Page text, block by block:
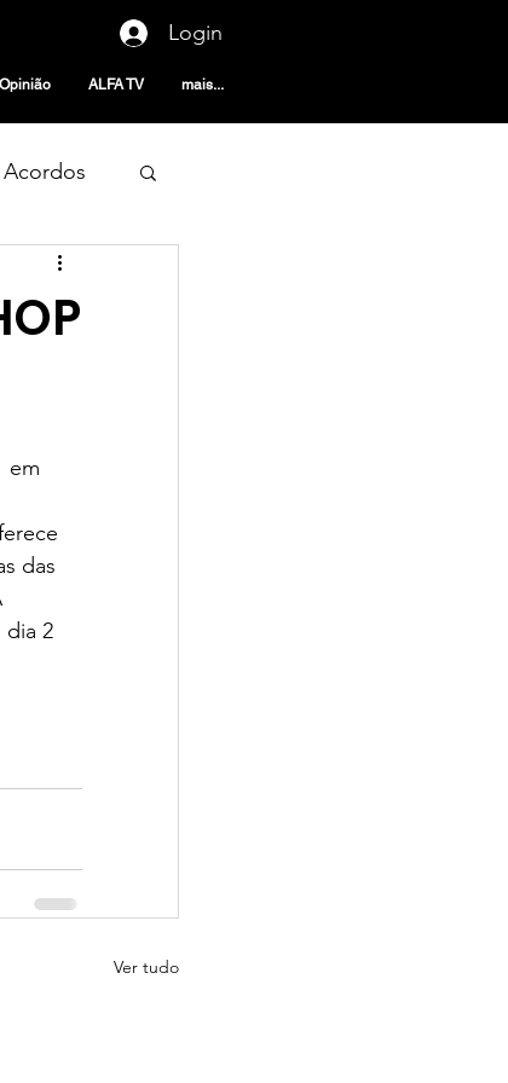
Login
ALFA TV mais...
Acordos
em
das
dia 2
Ver tudo